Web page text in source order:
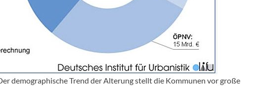
demographische Trend der Alterung stellt die Kommunen vor große